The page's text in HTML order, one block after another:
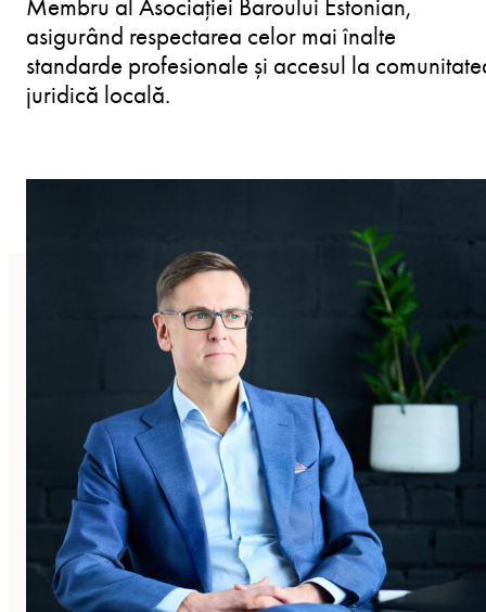
Membru al Asociației Baroului Estonian,
asigurând respectarea celor mai înalte
standarde profesionale și accesul la
juridică locală.